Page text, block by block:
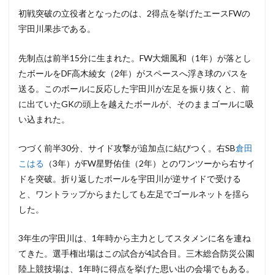
初戦突破の立役者となったのは、2得点を挙げたエースFWの
宇田川果歩である。
先制点は前半15分に生まれた。FW大畑風和（1年）が落とし
たボールをDF高木綾女（2年）がスペースへ浮き球のパスを
送る。このボールに反応した宇田川が左足を振り抜くと、前
に出ていたGKの頭上を越えたボールが、そのままゴールに吸
い込まれた。
つづく前半30分、サイド攻撃が追加点に結びつく。右SB倉田
こはる
（3年）がFW星野佑佳（2年）とのワンツーから右サイ
ドを突破。折り返したボールを宇田川が逆サイドで受ける
と、ワントラップからまたしても左足でゴールネットを揺ら
した。
3年生の宇田川は、1年時から主力としてスタメンに名を連ね
てきた。選手権出場はこの試合が4試合目。三木総合防災公園
陸上競技場は、1年時に得点を挙げた思い出の会場でもある。